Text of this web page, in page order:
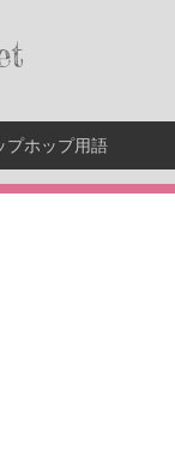
プホップ用語